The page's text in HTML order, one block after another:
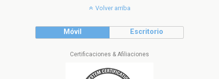
Volver arriba
Móvil Escritorio
Certificaciones & Afiliaciones